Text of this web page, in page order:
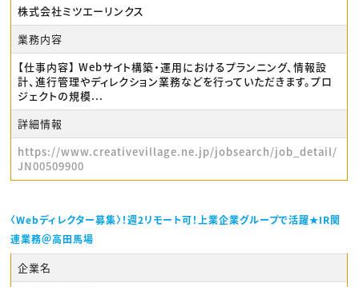
株式会社ミツエーリンクス
業務内容
【仕事内容】 Webサイト構築・運用におけるプランニング、情報設
計、進行管理やディレクション業務などを行っていただきます。プロ
ジェクトの規模...
詳細情報
https://www.creativevillage.ne.jp/jobsearch/job_detail/
JN00509900
〈Webディレクター募集〉！週2リモート可！上業企業グループで活躍★IR関
連業務＠高田馬場
企業名